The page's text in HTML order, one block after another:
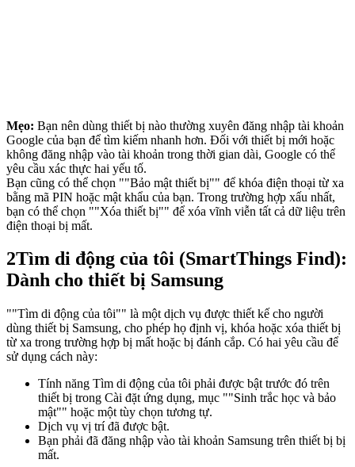
Mẹo: Bạn nên dùng thiết bị nào thường xuyên đăng nhập tài khoản
Google của bạn để tìm kiếm nhanh hơn. Đối với thiết bị mới hoặc
không đăng nhập vào tài khoản trong thời gian dài, Google có thể
yêu cầu xác thực hai yếu tố.
Bạn cũng có thể chọn ""Bảo mật thiết bị"" để khóa điện thoại từ xa
bằng mã PIN hoặc mật khẩu của bạn. Trong trường hợp xấu nhất,
bạn có thể chọn ""Xóa thiết bị"" để xóa vĩnh viễn tất cả dữ liệu trên
điện thoại bị mất.
2Tìm di động của tôi (SmartThings Find):
Dành cho thiết bị Samsung
""Tìm di động của tôi"" là một dịch vụ được thiết kế cho người
dùng thiết bị Samsung, cho phép họ định vị, khóa hoặc xóa thiết bị
từ xa trong trường hợp bị mất hoặc bị đánh cắp. Có hai yêu cầu để
sử dụng cách này:
Tính năng Tìm di động của tôi phải được bật trước đó trên
thiết bị trong Cài đặt ứng dụng, mục ""Sinh trắc học và bảo
mật"" hoặc một tùy chọn tương tự.
Dịch vụ vị trí đã được bật.
Bạn phải đã đăng nhập vào tài khoản Samsung trên thiết bị bị
mất.